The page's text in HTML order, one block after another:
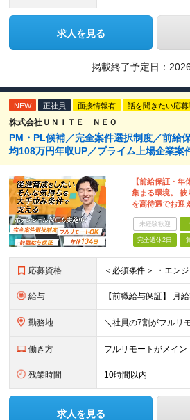
求人を見る
掲載終了予定日：
NEW 正社員 面接情報有 話を聞きたい応募
株式会社ＵＮＩＴＥ ＮＥＯ
PM・PL候補／完全案件選択制度／前給
均108万円年収UP／プライム上場企業案
【前給保証・
集まる環境。 彼
を高待遇でお迎
未経験歓迎
完全週休2日
応募資格
給与
勤務地
働き方 フルリモートがメイン
残業時間 10時間以内
求人を見る